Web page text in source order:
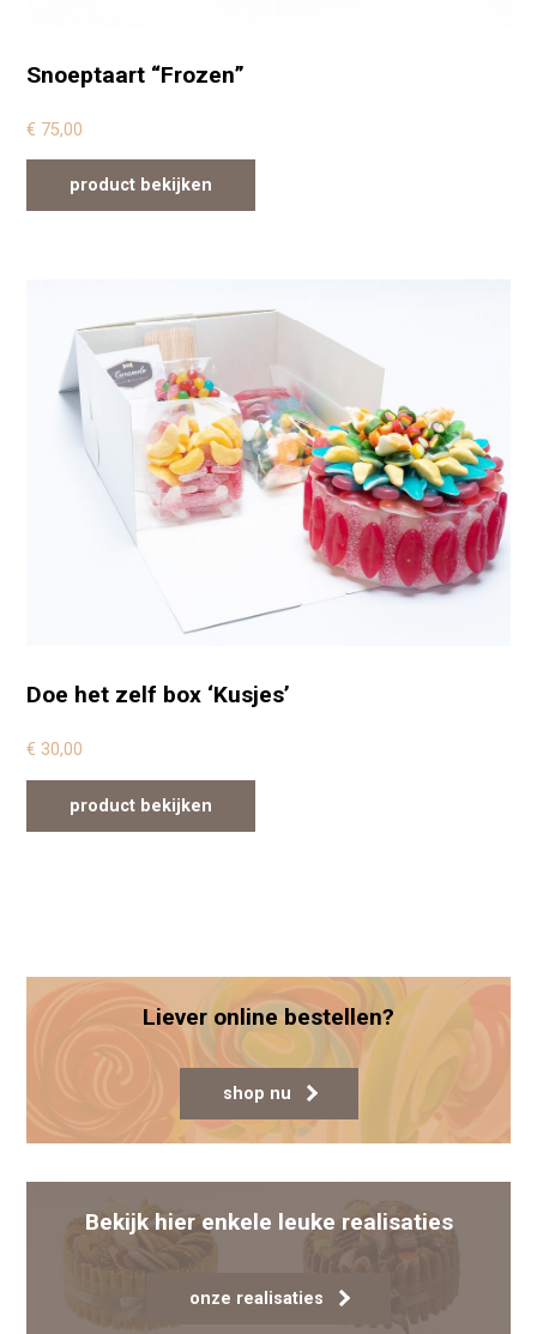
Snoeptaart “Frozen”
€ 75,00
product bekijken
Doe het zelf box ‘Kusjes’
€ 30,00
product bekijken
Liever online bestellen?
shop nu
Bekijk hier enkele leuke realisaties
onze realisaties